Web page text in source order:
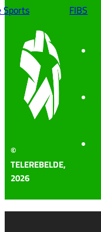
©
TELEREBELDE,
2026
Sports
FIBS